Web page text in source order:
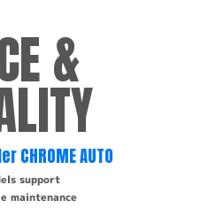
&
AUTO
support
maintenance